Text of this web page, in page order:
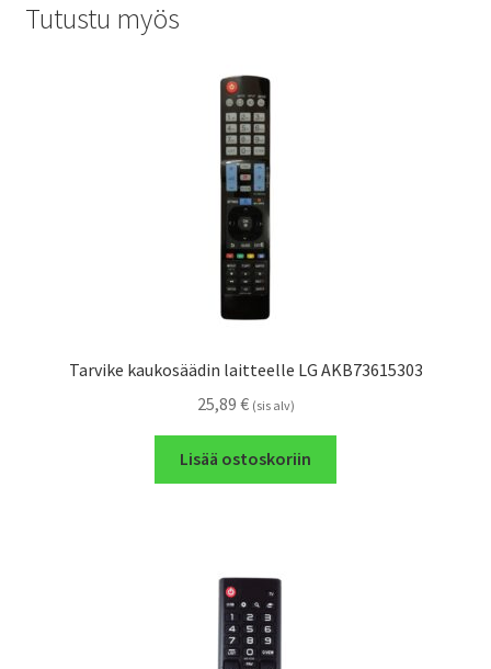
Tutustu myös
Tarvike kaukosäädin laitteelle LG AKB73615303
25,89 € (sis alv)
Lisää ostoskoriin